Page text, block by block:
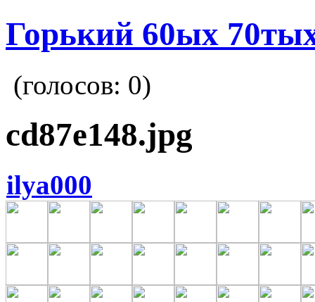
Горький 60ых
(голосов: 0)
cd87e148.jpg
ilya000